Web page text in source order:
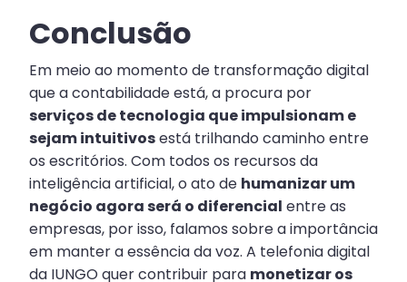
Conclusão
Em meio ao momento de transformação digital
que a contabilidade está, a procura por
serviços de tecnologia que impulsionam e
sejam intuitivosestá trilhando caminho entre
os escritórios. Com todos os recursos da
inteligência artificial, o ato de humanizar um
negócio agora será o diferencial entre as
empresas, por isso, falamos sobre a importância
em manter a essência da voz. A telefonia digital
da IUNGO quer contribuir para monetizar os